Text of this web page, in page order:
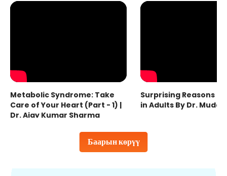
Баарын көрүү
Metabolic Syndrome: Take
Care of Your Heart (Part - 1) |
Dr. Ajay Kumar Sharma
Surprising Reasons
in Adults By Dr.